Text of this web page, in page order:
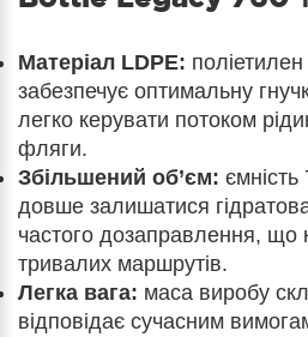
Матеріал LDPE:
забезпечує оптимальну
легко керувати потоком
фляги.
Збільшений об’єм:
довше залишатися
частого дозаправлення, що
тривалих маршрутів.
Легка вага: маса виробу
відповідає сучасним